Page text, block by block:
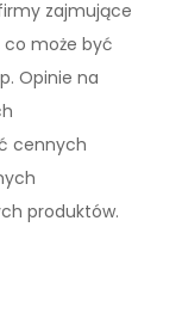
zajmujące
co może być
Opinie na
cennych
produktów.